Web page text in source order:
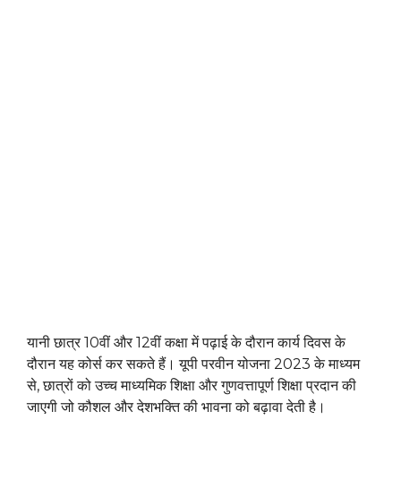
यानी छात्र 10वीं और 12वीं कक्षा में पढ़ाई के दौरान कार्य दिवस के
दौरान यह कोर्स कर सकते हैं। यूपी परवीन योजना 2023 के माध्यम
से, छात्रों को उच्च माध्यमिक शिक्षा और गुणवत्तापूर्ण शिक्षा प्रदान की
जाएगी जो कौशल और देशभक्ति की भावना को बढ़ावा देती है।